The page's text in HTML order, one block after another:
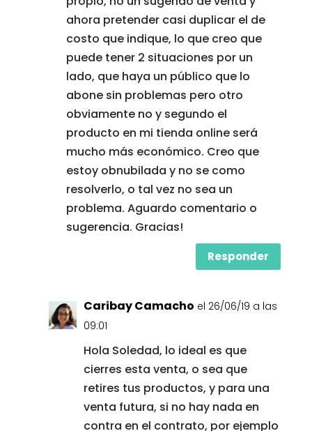
ahora pretender casi duplicar el de
costo que indique, lo que creo que
puede tener 2 situaciones por un
lado, que haya un público que lo
abone sin problemas pero otro
obviamente no y segundo el
producto en mi tienda online será
mucho más económico. Creo que
estoy obnubilada y no se como
resolverlo, o tal vez no sea un
problema. Aguardo comentario o
sugerencia. Gracias!
Responder
Caribay Camacho el 26/06/19 a las
09:01
Hola Soledad, lo ideal es que
cierres esta venta, o sea que
retires tus productos, y para una
venta futura, si no hay nada en
contra en el contrato, por ejemplo